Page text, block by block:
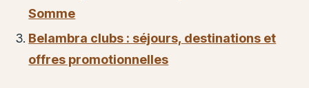
Somme
Belambra clubs : séjours, destinations et
offres promotionnelles